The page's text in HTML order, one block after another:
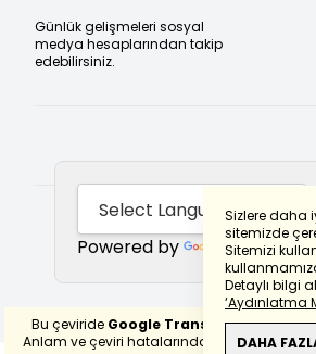
Sizlere daha
sitemizde
Sitemizi
Detaylı bilgi
‘Aydınlatma
DAHA
Günlük gelişmeleri sosyal
medya hesaplarından takip
edebilirsiniz.
Powered by Translate
Bu çeviride Google Translete
Anlam ve çeviri hatalarından